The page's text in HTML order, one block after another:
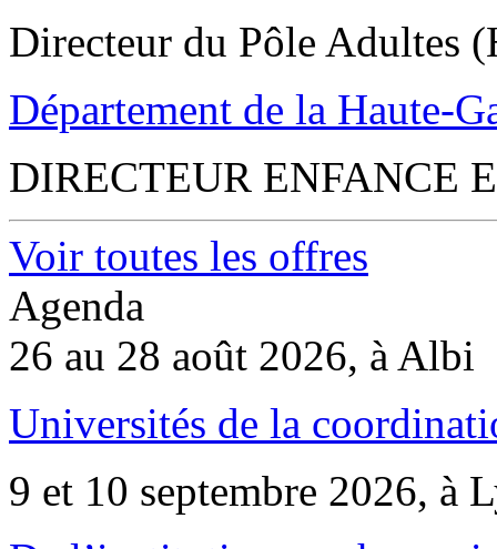
Directeur du Pôle Adultes
Département de la Haute-
DIRECTEUR ENFANCE
Voir toutes les offres
Agenda
26 au 28 août 2026, à Albi
Universités de la
9 et 10 septembre 2026, à